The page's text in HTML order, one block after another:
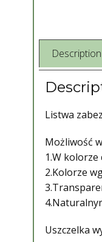
Description
Listwa
Możliwość
1.W kolorze
2.Kolorze
Uszczelka